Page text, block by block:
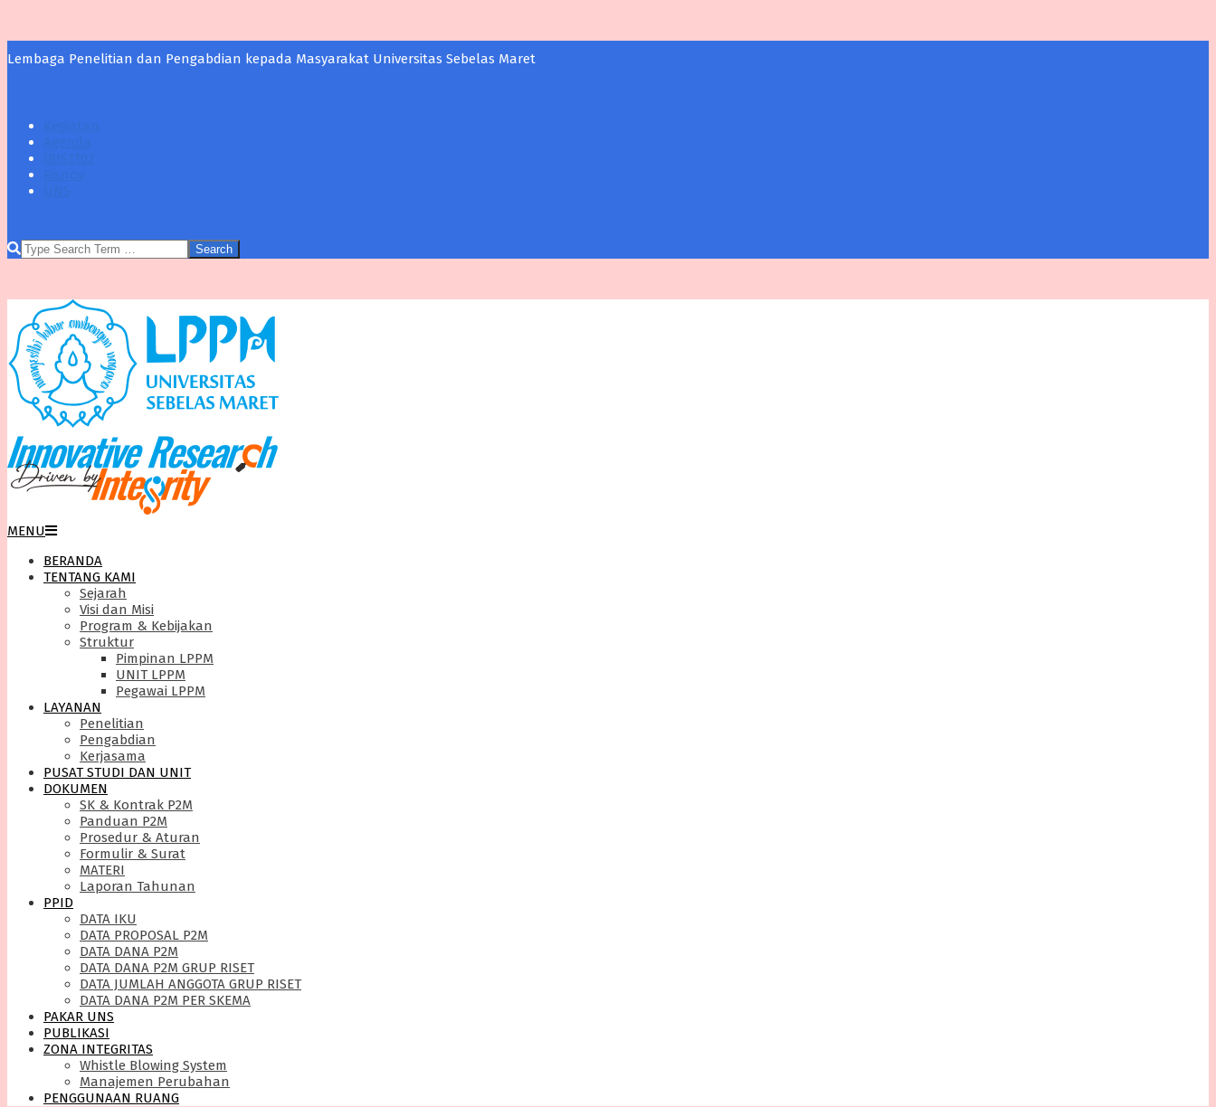
to
Lembaga Penelitian dan Pengabdian kepada Masyarakat Universitas Sebelas Maret
Search
LPPM
UNS
Primary
Menu
MENU
BERANDA
TENTANG KAMI
Sejarah
Visi dan Misi
Program & Kebijakan
Struktur
Pimpinan LPPM
UNIT LPPM
Pegawai LPPM
LAYANAN
Penelitian
Pengabdian
Kerjasama
PUSAT STUDI DAN UNIT
DOKUMEN
SK & Kontrak P2M
Panduan P2M
Prosedur & Aturan
Formulir & Surat
MATERI
Laporan Tahunan
PPID
DATA IKU
DATA PROPOSAL P2M
DATA DANA P2M
DATA DANA P2M GRUP RISET
DATA JUMLAH ANGGOTA GRUP RISET
DATA DANA P2M PER SKEMA
PAKAR UNS
PUBLIKASI
ZONA INTEGRITAS
Whistle Blowing System
Manajemen Perubahan
PENGGUNAAN RUANG